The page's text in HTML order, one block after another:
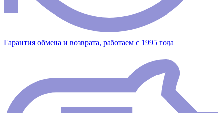
Гарантия обмена и возврата, работаем с 1995 года